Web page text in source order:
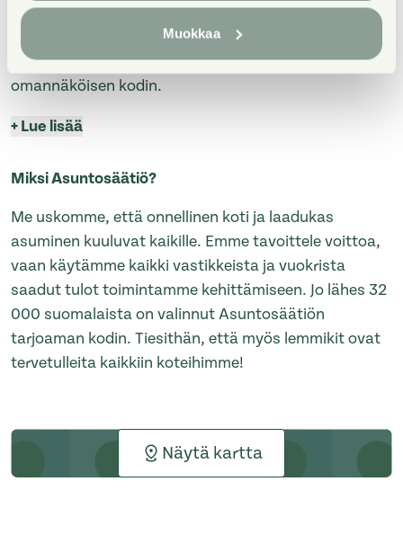
Muokkaa
perheasuntoihin. Monipuoliset huoneistopohjat ja
toimivat pohjaratkaisut inspiroivat sisustajaa –
näistä asunnoista jokainen saa luotua juuri
omannäköisen kodin.
+Lue lisää
Miksi Asuntosäätiö?
Me uskomme, että onnellinen koti ja laadukas
asuminen kuuluvat kaikille. Emme tavoittele voittoa,
vaan käytämme kaikki vastikkeista ja vuokrista
saadut tulot toimintamme kehittämiseen. Jo lähes 32
000 suomalaista on valinnut Asuntosäätiön
tarjoaman kodin. Tiesithän, että myös lemmikit ovat
tervetulleita kaikkiin koteihimme!
Näytä kartta